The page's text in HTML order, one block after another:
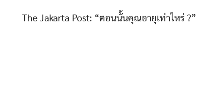
The Jakarta Post: “ตอนนั้นคุณอายุเท่าไหร่ ?”